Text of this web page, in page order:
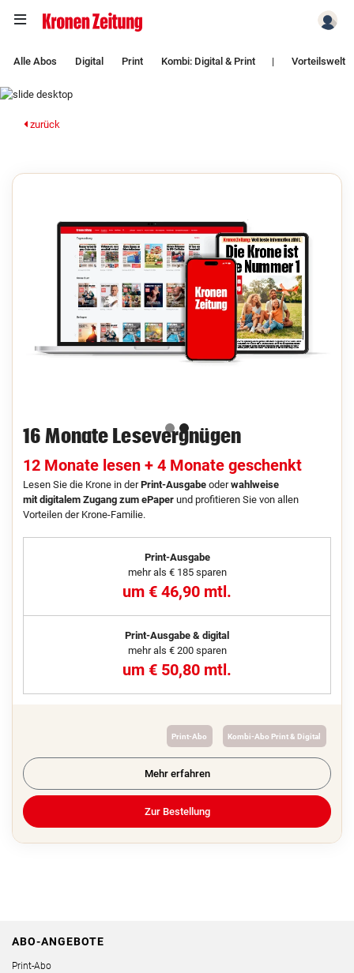
Alle Abos Digital Print Kombi: Digital & Print | Vorteilswelt
zurück
16 Monate Lesevergnügen
12 Monate lesen + 4 Monate geschenkt
Lesen Sie die Krone in derPrint-Ausgabe oderwahlweise
mit digitalem Zugang zum ePaper und profitieren Sie von allen
Vorteilen der Krone-Familie.
Print-Ausgabe
mehr als € 185 sparen
um € 46,90 mtl.
Print-Ausgabe & digital
mehr als € 200 sparen
um € 50,80 mtl.
Print-Abo Kombi-Abo Print & Digital
Mehr erfahren
Zur Bestellung
ABO-ANGEBOTE
Print-Abo